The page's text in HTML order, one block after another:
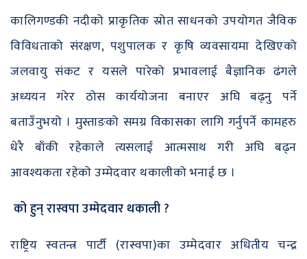
कालिगण्डकी नदीको प्राकृतिक स्रोत साधनको उपयोगत जैविक
विविधताको संरक्षण, पशुपालक र कृषि व्यवसायमा देखिएको
जलवायु संकट र यसले पारेको प्रभावलाई बैज्ञानिक ढंगले
अध्ययन गरेर ठोस कार्ययोजना बनाएर अघि बढ्नु पर्ने
बताउँनुभयो । मुस्ताङको समग्र विकासका लागि गर्नुपर्ने कामहरु
धेरै बाँकी रहेकाले त्यसलाई आत्मसाथ गरी अघि बढ्न
आवश्यकता रहेको उम्मेदवार थकालीको भनाई छ ।
को हुन् रास्वपा उम्मेदवार थकाली ?
राष्ट्रिय स्वतन्त्र पार्टी (रास्वपा)का उम्मेदवार अधितीय चन्द्र